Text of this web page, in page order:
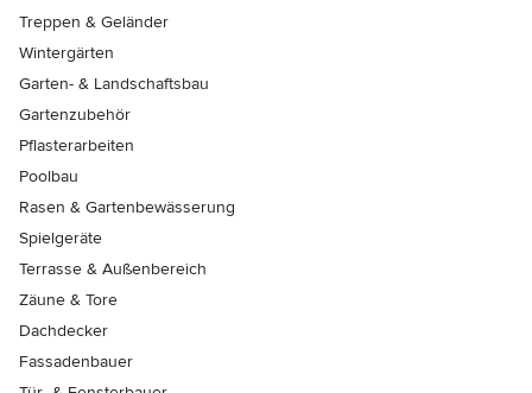
Treppen & Geländer
Wintergärten
Garten- & Landschaftsbau
Gartenzubehör
Pflasterarbeiten
Poolbau
Rasen & Gartenbewässerung
Spielgeräte
Terrasse & Außenbereich
Zäune & Tore
Dachdecker
Fassadenbauer